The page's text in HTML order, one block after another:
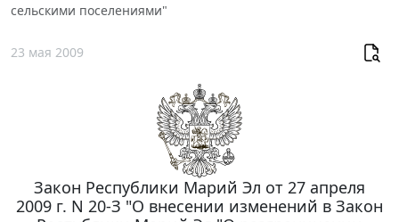
сельскими поселениями"
23 мая 2009
Закон Республики Марий Эл от 27 апреля
2009 г. N 20-З "О внесении изменений в Закон